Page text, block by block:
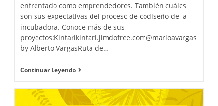
enfrentado como emprendedores. También cuáles
son sus expectativas del proceso de codiseño de la
incubadora. Conoce más de sus
proyectos:Kintarikintari.jimdofree.com@marioavargas
by Alberto VargasRuta de…
Continuar Leyendo